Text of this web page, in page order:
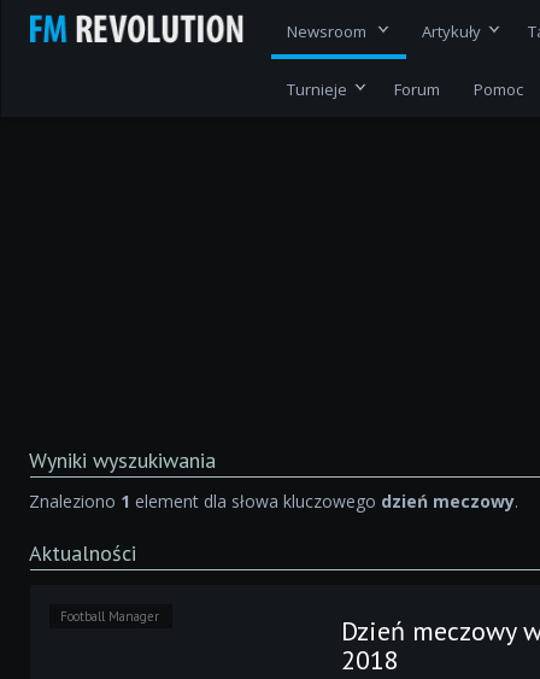
Newsroom Artykuły
Turnieje Forum Pomoc
Wyniki wyszukiwania
Znaleziono 1 element dla słowa kluczowego dzień meczowy.
Aktualności
Football Manager
Dzień meczowy
2018